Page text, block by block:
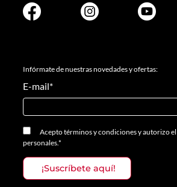
Infórmate de nuestras novedades y ofertas:
E-mail*
Aceptotérminos y condicionesyautorizo
personales.*